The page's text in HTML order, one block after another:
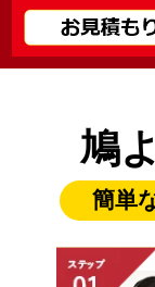
鳩
簡単